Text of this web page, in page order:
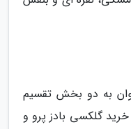
به دو بخش تقسیم
گلکسی بادز پرو و